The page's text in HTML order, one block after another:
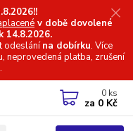
v době dovolené
14.8.2026.
odeslánína dobírku. Více
neprovedená platba, zrušení
0 ks
za 0 Kč